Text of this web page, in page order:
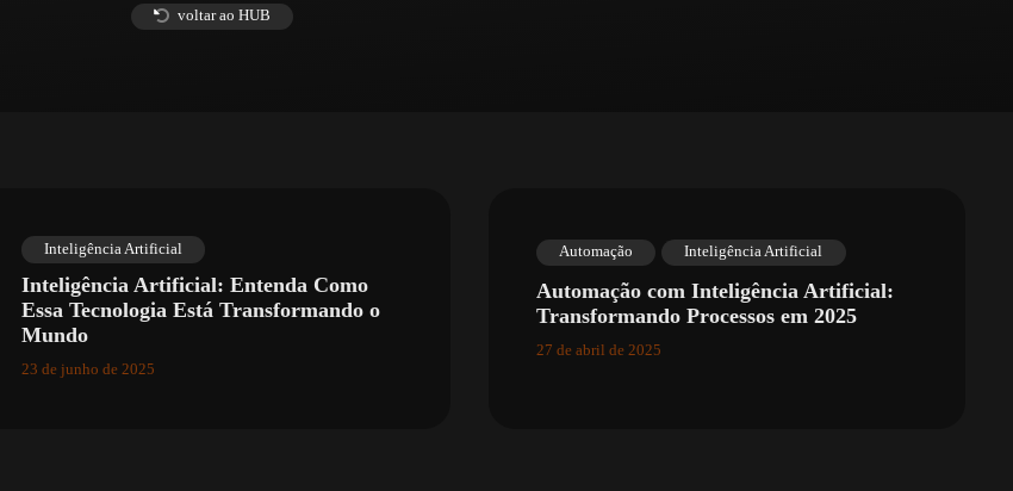
voltar ao HUB
Inteligência Artificial
Inteligência Artificial: Entenda Como
Essa Tecnologia Está Transformando o
Mundo
23 de junho de 2025
Automação Inteligência Artificial
Automação com Inteligência Artificial:
Transformando Processos em 2025
27 de abril de 2025